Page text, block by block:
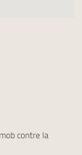
contre la